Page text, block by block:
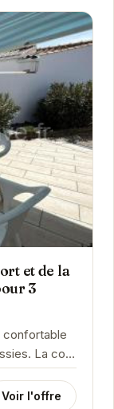
et de la
3
confortable
La cour
Voir l'offre